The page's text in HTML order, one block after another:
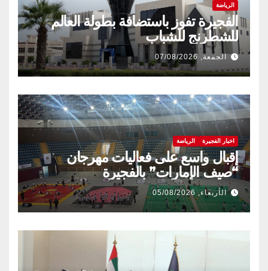
الرياضة
الفجيرة تفوز باستضافة بطولة العالم
للشطرنج للشباب
الجمعة, 07/08/2026
اخبار الفجيرة الرياضة
إقبال واسع على فعاليات مهرجان
“صيف الإمارات” بالفجيرة
الأربعاء, 05/08/2026